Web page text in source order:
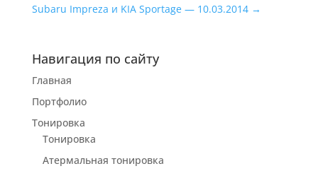
Subaru Impreza и KIA Sportage — 10.03.2014 →
Навигация по сайту
Главная
Портфолио
Тонировка
Тонировка
Атермальная тонировка